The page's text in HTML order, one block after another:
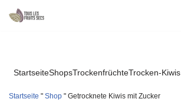
StartseiteShopsTrockenfrüchteTrocken-Kiwis
Startseite " Shop " Getrocknete Kiwis mit Zucker